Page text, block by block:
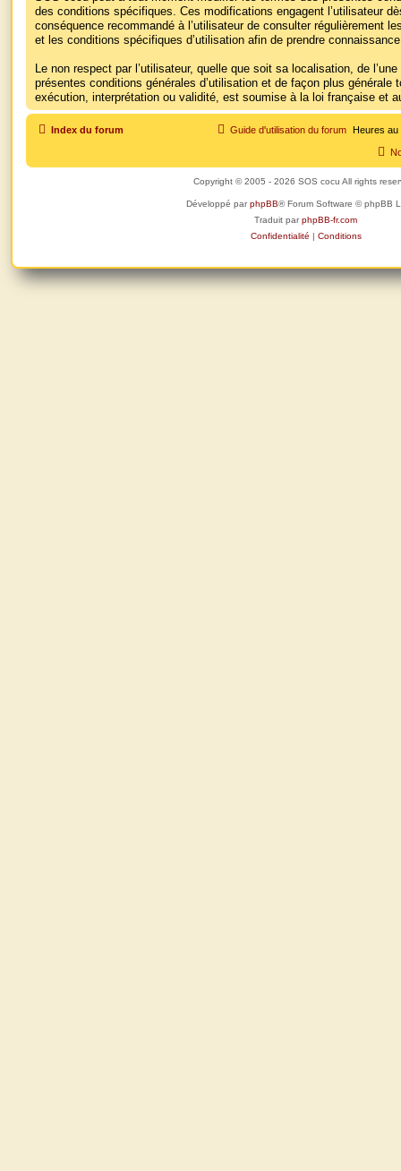
des conditions spécifiques. Ces modifications engagent l’utilisateur
conséquence recommandé à l’utilisateur de consulter régulièrement
et les conditions spécifiques d’utilisation afin de prendre
Le non respect par l’utilisateur, quelle que soit sa localisation, de
présentes conditions générales d’utilisation et de façon plus générale
exécution, interprétation ou validité, est soumise à la loi française et
Index du forum Heures
Guide d'utilisation du forum
Copyright © 2005 - 2026 SOS cocu All rights
Développé parphpBB® Forum Software © phpBB
Traduit parphpBB-fr.com
Confidentialité | Conditions